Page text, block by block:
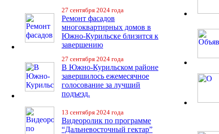
27 сентября 2024 года
Ремонт фасадов
многоквартирных домов в
Южно-Курильске близится к
завершению
27 сентября 2024 года
В Южно-Курильском районе
завершилось ежемесячное
голосование за лучший
подъезд.
13 сентября 2024 года
Видеоролик по программе
“Дальневосточный гектар”